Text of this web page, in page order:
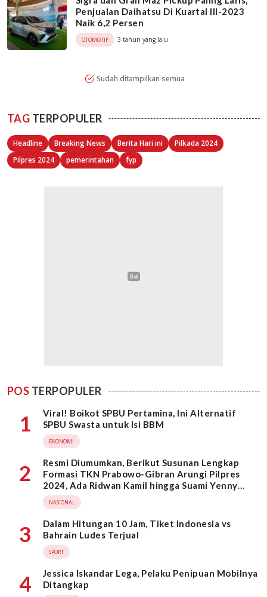
Penjualan Daihatsu Di Kuartal III-2023
Naik 6,2 Persen
OTOMOTIF 3 tahun yang lalu
Sudah ditampilkan semua
TAG TERPOPULER
Headline Breaking News Berita Hari ini
Pilkada 2024
Pilpres 2024
pemerintahan fyp
POS TERPOPULER
1
Viral! Boikot SPBU Pertamina, Ini Alternatif
SPBU Swasta untuk Isi BBM
EKONOMI
2
Resmi Diumumkan, Berikut Susunan Lengkap
Formasi TKN Prabowo-Gibran Arungi Pilpres
2024, Ada Ridwan Kamil hingga Suami Yenny
Wahid
NASIONAL
3
Dalam Hitungan 10 Jam, Tiket Indonesia vs
Bahrain Ludes Terjual
SPORT
4
Jessica Iskandar Lega, Pelaku Penipuan Mobilnya
Ditangkap